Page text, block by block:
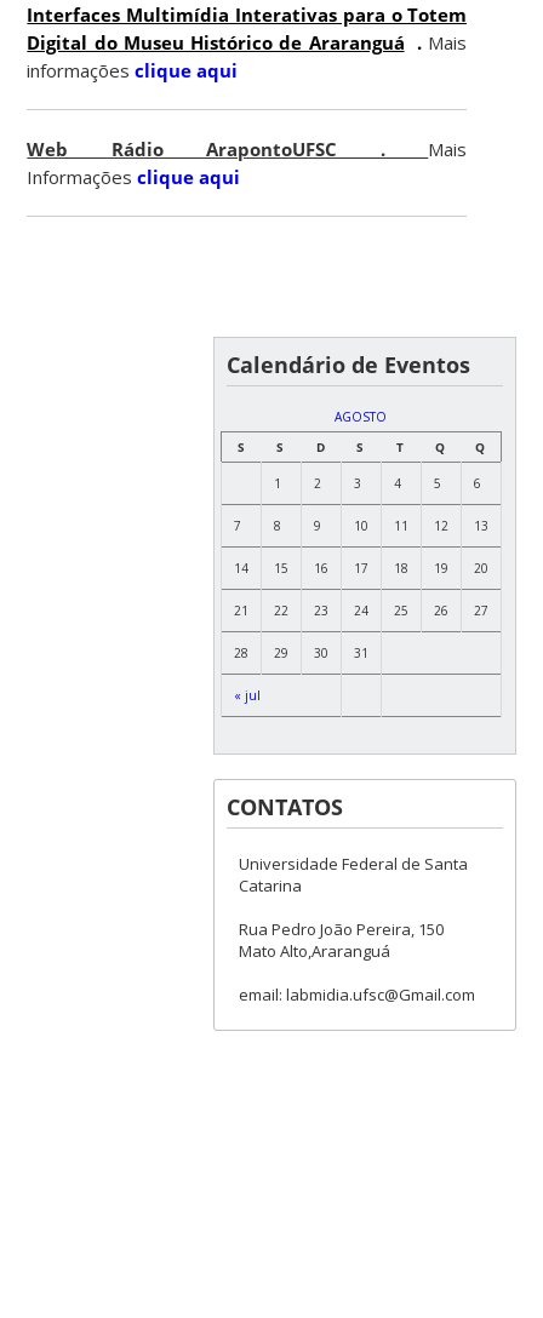
Interfaces Multimídia Interativas para o Totem
Digital do Museu Histórico de Araranguá . Mais
informaçõesclique aqui
Web Rádio ArapontoUFSC . Mais
Informações clique aqui
Calendário de Eventos
AGOSTO
S
S D S T Q Q
« jul
1 2 3 4 5 6
7 8 9 10 11 12 13
14 15 16 17 18 19 20
21 22 23 24 25 26 27
28 29 30 31
CONTATOS
Universidade Federal de Santa
Catarina
Rua Pedro João Pereira, 150
Mato Alto,Araranguá
email: labmidia.ufsc@Gmail.com